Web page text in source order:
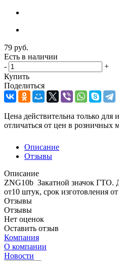
79 руб.
Есть в наличии
-
+
Купить
Поделиться
Цена действительна только для
отличаться от цен в розничных
Описание
Отзывы
Описание
ZNG10b Закатной значок ГТО.
от10 штук, срок изготовления
Отзывы
Отзывы
Нет оценок
Оставить отзыв
Компания
О компании
Новости